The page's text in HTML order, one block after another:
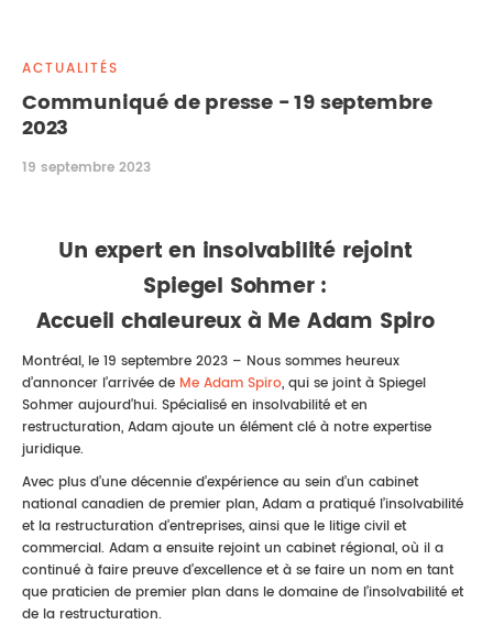
PROPRIÉTÉ INTELLECTUELLE
ACTUALITÉS
Communiqué de presse - 19 septembre
2023
19 septembre 2023
Un expert en insolvabilité rejoint
Spiegel Sohmer :
Accueil chaleureux à Me Adam Spiro
Montréal, le 19 septembre 2023 – Nous sommes heureux
d’annoncer l’arrivée de Me Adam Spiro, qui se joint à Spiegel
Sohmer aujourd’hui. Spécialisé en insolvabilité et en
restructuration, Adam ajoute un élément clé à notre expertise
juridique.
Avec plus d’une décennie d’expérience au sein d’un cabinet
national canadien de premier plan, Adam a pratiqué l’insolvabilité
et la restructuration d’entreprises, ainsi que le litige civil et
commercial. Adam a ensuite rejoint un cabinet régional, où il a
continué à faire preuve d’excellence et à se faire un nom en tant
que praticien de premier plan dans le domaine de l’insolvabilité et
de la restructuration.